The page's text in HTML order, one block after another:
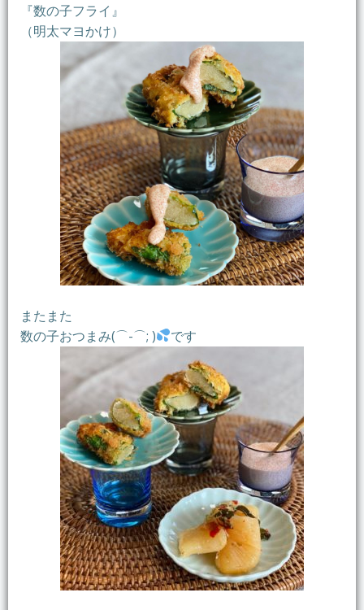
『数の子フライ』
（明太マヨかけ）
またまた
数の子おつまみ(⌒-⌒; )
です